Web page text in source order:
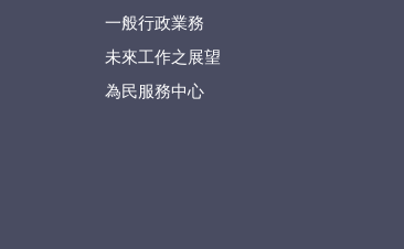
一般行政業務
未來工作之展望
為民服務中心